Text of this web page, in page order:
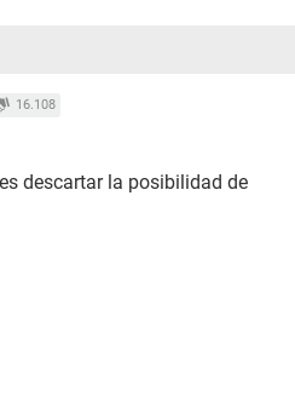
16.108
descartar la posibilidad de